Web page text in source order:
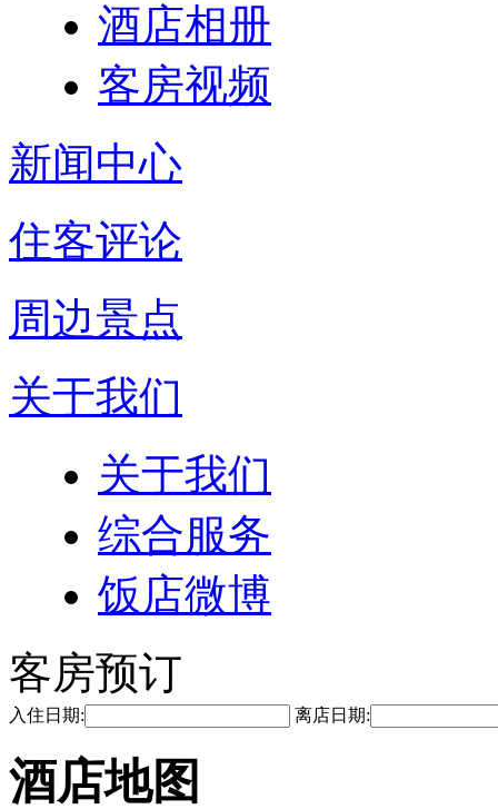
酒店相册
客房视频
新闻中心
住客评论
周边景点
关于我们
关于我们
综合服务
饭店微博
客房预订
入住日期: 离店日期:
酒店地图